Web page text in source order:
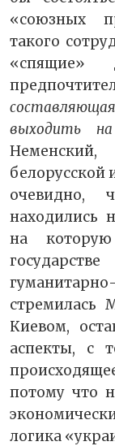
«союзных
такого
«спящие»
выходить
Неменский,
белорусской
очевидно,
находились
на
стремилась
Киевом,
аспекты, с
потому что
логика